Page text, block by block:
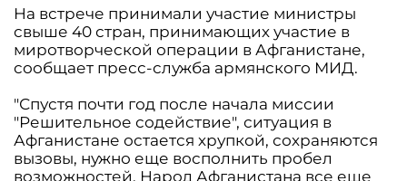
На встрече принимали участие министры
свыше 40 стран, принимающих участие в
миротворческой операции в Афганистане,
сообщает пресс-служба армянского МИД.
"Спустя почти год после начала миссии
"Решительное содействие", ситуация в
Афганистане остается хрупкой, сохраняются
вызовы, нужно еще восполнить пробел
возможностей. Народ Афганистана все еще